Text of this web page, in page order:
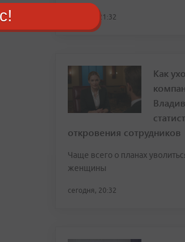
сегодня, 21:32
Как
откровения сотрудников
Чаще всего о планах
женщины
сегодня, 20:32